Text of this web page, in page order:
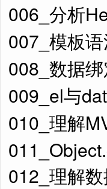
006_分析
007_模板
008_数据
009_el与
010_理解
012_理解